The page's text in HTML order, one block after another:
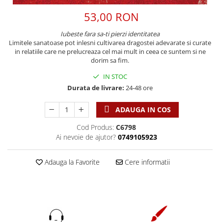
Familie
Viata de familie
Harfe / Partituri
Instrumente pastorale
Resurse studiu biblic
Pix plastic
Jurnal de Rugaciune
Foarte puternici
Obiecte decorative
Produse din lemn
Tablouri
Carti postale
Timisoara
Alte suveniruri
Suport pahar
53,00 RON
Iubeste fara sa-ti pierzi identitatea
Limitele sanatoase pot inlesni cultivarea dragostei adevarate si curate
in relatiile care ne prelucreaza cel mai mult in ceea ce suntem si ne
dorim sa fim.
IN STOC
Durata de livrare: 24-48 ore
ADAUGA IN COS
Cod Produs: C6798
Ai nevoie de ajutor? 0749105923
Adauga la Favorite Cere informatii